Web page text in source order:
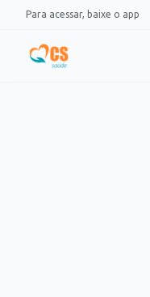
Pular para o conteúdo
Para acessar, baixe o app